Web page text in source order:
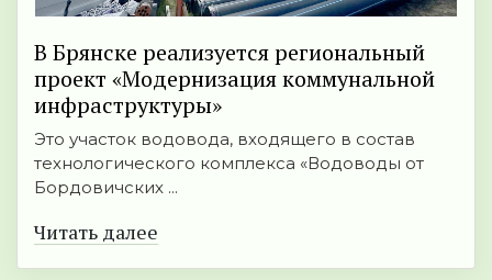
В Брянске реализуется региональный
проект «Модернизация коммунальной
инфраструктуры»
Это участок водовода, входящего в состав
технологического комплекса «Водоводы от
Бордовичских ...
Читать далее